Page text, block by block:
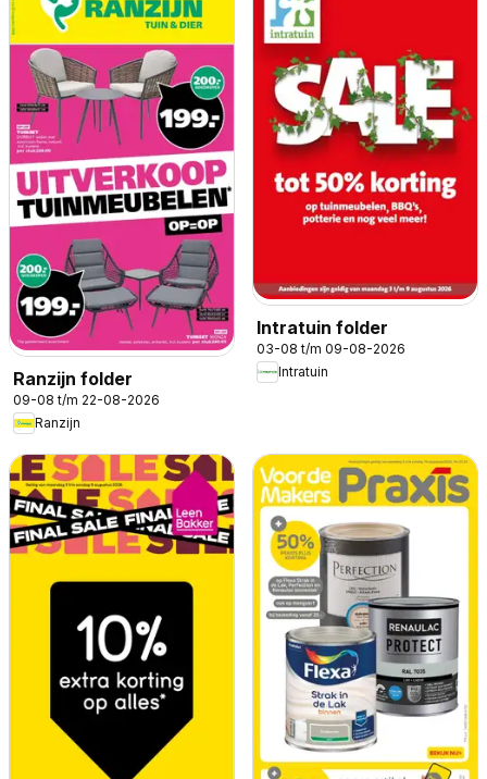
Ranzijn folder
09-08 t/m 22-08-2026
Ranzijn
Intratuin folder
03-08 t/m 09-08-2026
Intratuin